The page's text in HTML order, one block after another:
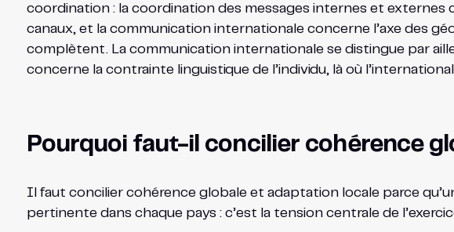
coordination : la coordination des messages internes et externes
canaux, et la communication internationale concerne l’axe des
complètent. La communication internationale se distingue par
concerne la contrainte linguistique de l’individu, là où
Pourquoi faut-il concilier cohérence
Il faut concilier cohérence globale et adaptation locale parce
pertinente dans chaque pays : c’est la tension centrale de